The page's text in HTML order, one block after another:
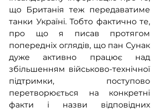
що Британія теж передаватиме
танки Україні. Тобто фактично те,
про що я писав протягом
попередніх оглядів, що пан Сунак
дуже активно працює над
збільшенням військово-технічної
підтримки, поступово
перетворюється на конкретні
факти і назви відповідних